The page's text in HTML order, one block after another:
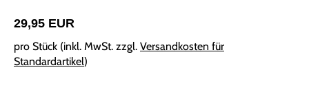
29,95 EUR
pro Stück (inkl. MwSt. zzgl. Versandkosten für
Standardartikel)